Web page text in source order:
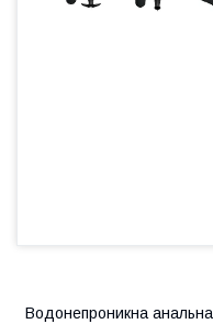
Водонепроникна анальна